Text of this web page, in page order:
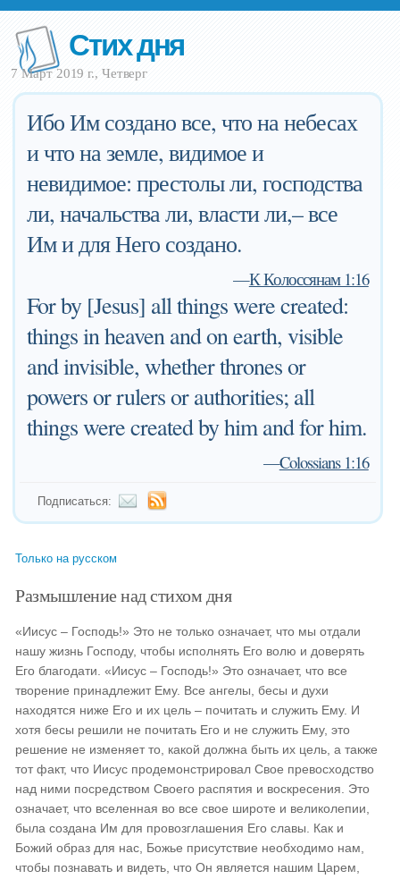
Стих дня
7 Март 2019 г., Четверг
Ибо Им создано все, что на небесах
и что на земле, видимое и
невидимое: престолы ли, господства
ли, начальства ли, власти ли,– все
Им и для Него создано.
—К Колоссянам 1:16
For by [Jesus] all things were created:
things in heaven and on earth, visible
and invisible, whether thrones or
powers or rulers or authorities; all
things were created by him and for him.
—Colossians 1:16
Подписаться:
Только на русском
Размышление над стихом дня
«Иисус – Господь!» Это не только означает, что мы отдали
нашу жизнь Господу, чтобы исполнять Его волю и доверять
Его благодати. «Иисус – Господь!» Это означает, что все
творение принадлежит Ему. Все ангелы, бесы и духи
находятся ниже Его и их цель – почитать и служить Ему. И
хотя бесы решили не почитать Его и не служить Ему, это
решение не изменяет то, какой должна быть их цель, а также
тот факт, что Иисус продемонстрировал Свое превосходство
над ними посредством Своего распятия и воскресения. Это
означает, что вселенная во все свое широте и великолепии,
была создана Им для провозглашения Его славы. Как и
Божий образ для нас, Божье присутствие необходимо нам,
чтобы познавать и видеть, что Он является нашим Царем,